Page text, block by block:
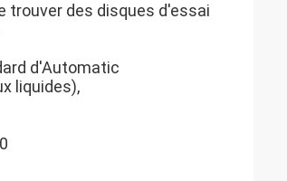
trouver des disques d'essai
d'Automatic
liquides),